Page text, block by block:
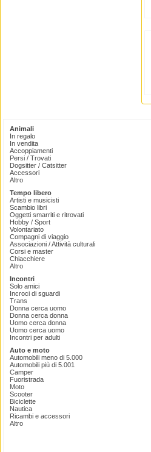
Animali
In regalo
In vendita
Accoppiamenti
Persi / Trovati
Dogsitter / Catsitter
Accessori
Altro
Tempo libero
Artisti e musicisti
Scambio libri
Oggetti smarriti e ritrovati
Hobby / Sport
Volontariato
Compagni di viaggio
Associazioni / Attività culturali
Corsi e master
Chiacchiere
Altro
Incontri
Solo amici
Incroci di sguardi
Trans
Donna cerca uomo
Donna cerca donna
Uomo cerca donna
Uomo cerca uomo
Incontri per adulti
Auto e moto
Automobili meno di 5.000
Automobili più di 5.001
Camper
Fuoristrada
Moto
Scooter
Biciclette
Nautica
Ricambi e accessori
Altro